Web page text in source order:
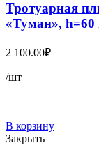
Тротуарная
«Туман»,
2 100.00₽
/шт
В корзину
Закрыть